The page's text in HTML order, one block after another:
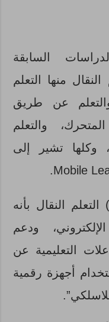
السابقة
منها التعلم
والتعلم عن طريق
والتعلم
وكلها تشير إلى
ويعرف محمد خميس (2011) التعلم النقال بأنه
ودعم
التعليمية عن
أجهزة رقمية